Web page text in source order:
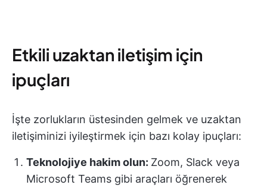
Etkili uzaktan iletişim için
ipuçları
İşte zorlukların üstesinden gelmek ve uzaktan
iletişiminizi iyileştirmek için bazı kolay ipuçları:
Teknolojiye hakim olun: Zoom, Slack veya
Microsoft Teams gibi araçları öğrenerek